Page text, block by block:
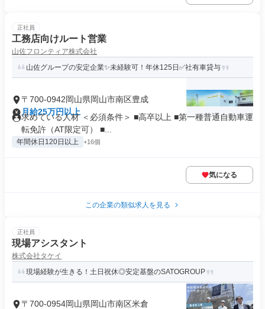
正社員
工務店向けルート営業
山佐フロンティア株式会社
山佐グループの安定企業✨未経験可！年休125日✅社有車貸与
〒700-0942岡山県岡山市南区豊成
月給25万円以上
求めている人材 ＜必須条件＞ ■高卒以上 ■第一種普通自動車運
転免許（AT限定可） ■...
年間休日120日以上 +16個
気になる
この企業の類似求人を見る
正社員
現場アシスタント
株式会社タケイ
現場経験が生きる！土日祝休◎安定基盤のSATOGROUP
〒700-0954岡山県岡山市南区米倉